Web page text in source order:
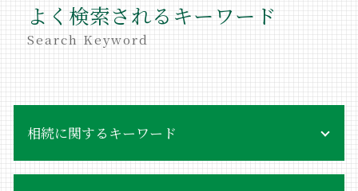
よく検索されるキーワード
Search Keyword
相続に関するキーワード